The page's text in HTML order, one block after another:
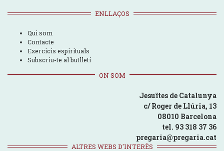
ENLLAÇOS
Qui som
Contacte
Exercicis espirituals
Subscriu-te al butlletí
ON SOM
Jesuïtes de Catalunya
c/ Roger de Llúria, 13
08010 Barcelona
tel. 93 318 37 36
pregaria@pregaria.cat
ALTRES WEBS D'INTERÈS